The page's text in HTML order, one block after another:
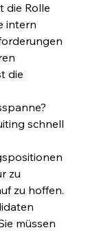
die Rolle
intern
die
schnell
zu
zu hoffen.
müssen